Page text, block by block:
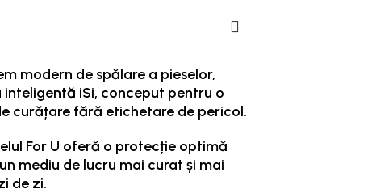
modern de spălare a pieselor,
iSi, conceput pentru o
curățare fără etichetare de pericol.
For U oferă o protecție optimă
mediu de lucru mai curat și mai
de zi.